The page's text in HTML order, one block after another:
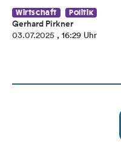
Wirtschaft Politik
Gerhard Pirkner
03.07.2025 , 16:29 Uhr